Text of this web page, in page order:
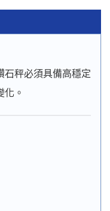
石秤必須具備高穩定
化。